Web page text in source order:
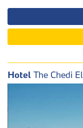
Hotel The Chedi